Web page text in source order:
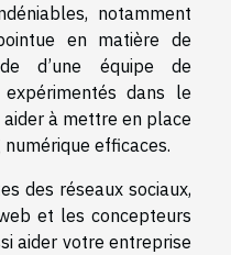
notamment
en matière de
d’une équipe de
dans le
à mettre en place
efficaces.
des réseaux sociaux,
et les concepteurs
aider votre entreprise